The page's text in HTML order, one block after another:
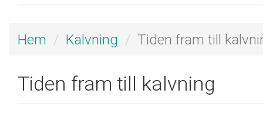
Hem Kalvning Tiden fram till
Tiden fram till kalvning